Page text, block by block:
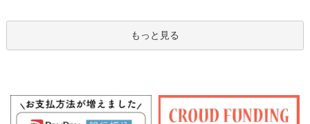
もっと見る